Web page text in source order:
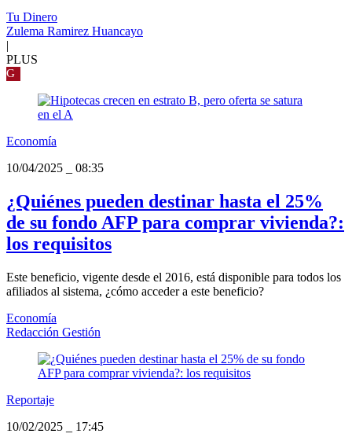
Tu Dinero
Zulema Ramirez Huancayo
|
PLUS
G
Economía
10/04/2025
08:35
¿Quiénes pueden destinar hasta el 25%
de su fondo AFP para comprar vivienda?:
los requisitos
Este beneficio, vigente desde el 2016, está disponible para todos los
afiliados al sistema, ¿cómo acceder a este beneficio?
Economía
Redacción Gestión
Reportaje
10/02/2025
17:45